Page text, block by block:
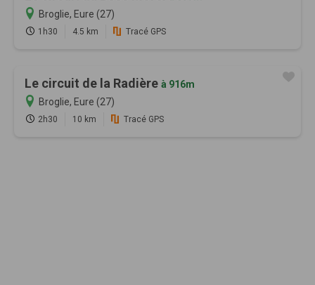
Broglie, Eure (27)
1h30 4.5 km Tracé GPS
Le circuit de la Radière à 916m
Broglie, Eure (27)
2h30 10 km Tracé GPS